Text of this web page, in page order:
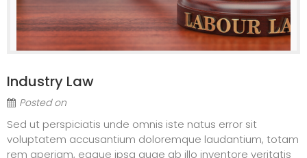
Industry Law
Posted on
Sed ut perspiciatis unde omnis iste natus error sit
voluptatem accusantium doloremque laudantium, totam
rem aperiam, eaque ipsa quae ab illo inventore veritatis